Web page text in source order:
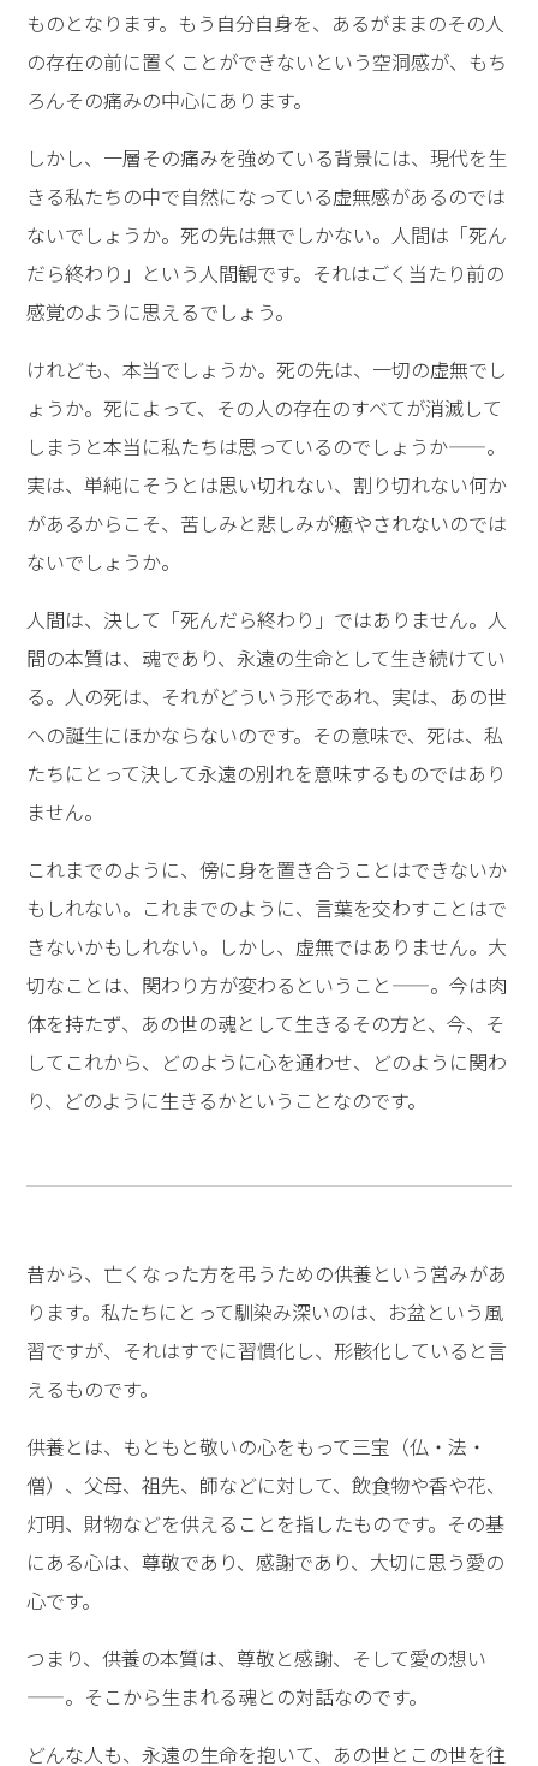
ものとなります。もう自分自身を、あるがままのその人
の存在の前に置くことができないという空洞感が、もち
ろんその痛みの中心にあります。
しかし、一層その痛みを強めている背景には、現代を生
きる私たちの中で自然になっている虚無感があるのでは
ないでしょうか。死の先は無でしかない。人間は「死ん
だら終わり」という人間観です。それはごく当たり前の
感覚のように思えるでしょう。
けれども、本当でしょうか。死の先は、一切の虚無でし
ょうか。死によって、その人の存在のすべてが消滅して
しまうと本当に私たちは思っているのでしょうか——。
実は、単純にそうとは思い切れない、割り切れない何か
があるからこそ、苦しみと悲しみが癒やされないのでは
ないでしょうか。
人間は、決して「死んだら終わり」ではありません。人
間の本質は、魂であり、永遠の生命として生き続けてい
る。人の死は、それがどういう形であれ、実は、あの世
への誕生にほかならないのです。その意味で、死は、私
たちにとって決して永遠の別れを意味するものではあり
ません。
これまでのように、傍に身を置き合うことはできないか
もしれない。これまでのように、言葉を交わすことはで
きないかもしれない。しかし、虚無ではありません。大
切なことは、関わり方が変わるということ——。今は肉
体を持たず、あの世の魂として生きるその方と、今、そ
してこれから、どのように心を通わせ、どのように関わ
り、どのように生きるかということなのです。
昔から、亡くなった方を弔うための供養という営みがあ
ります。私たちにとって馴染み深いのは、お盆という風
習ですが、それはすでに習慣化し、形骸化していると言
えるものです。
供養とは、もともと敬いの心をもって三宝（仏・法・
僧）、父母、祖先、師などに対して、飲食物や香や花、
灯明、財物などを供えることを指したものです。その基
にある心は、尊敬であり、感謝であり、大切に思う愛の
心です。
つまり、供養の本質は、尊敬と感謝、そして愛の想い
——。そこから生まれる魂との対話なのです。
どんな人も、永遠の生命を抱いて、あの世とこの世を往